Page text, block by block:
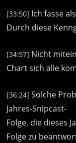
[33:50] Ich fasse
Durch diese
[34:57] Nicht
Chart sich alle
[36:24] Solche
Jahres-Snipcast-
Folge, die dieses
Folge zu